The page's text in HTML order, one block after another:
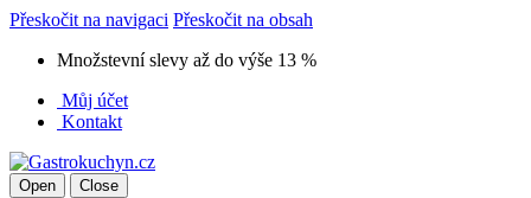
Přeskočit na navigaci Přeskočit na obsah
Množstevní slevy až do výše 13 %
Můj účet
Kontakt
Open Close